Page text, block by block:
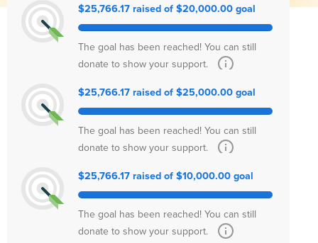
$25,766.17 raised of $20,000.00 goal
The goal has been reached! You can still
donate to show your support.
$25,766.17 raised of $25,000.00 goal
The goal has been reached! You can still
donate to show your support.
$25,766.17 raised of $10,000.00 goal
The goal has been reached! You can still
donate to show your support.